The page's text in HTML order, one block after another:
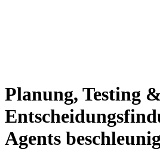
Planung, Testing &
Agents